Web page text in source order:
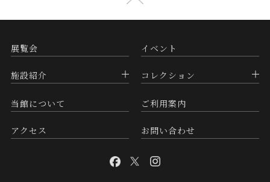
展覧会
施設紹介
当館について
アクセス
イベント
コレクション
ご利用案内
お問い合わせ